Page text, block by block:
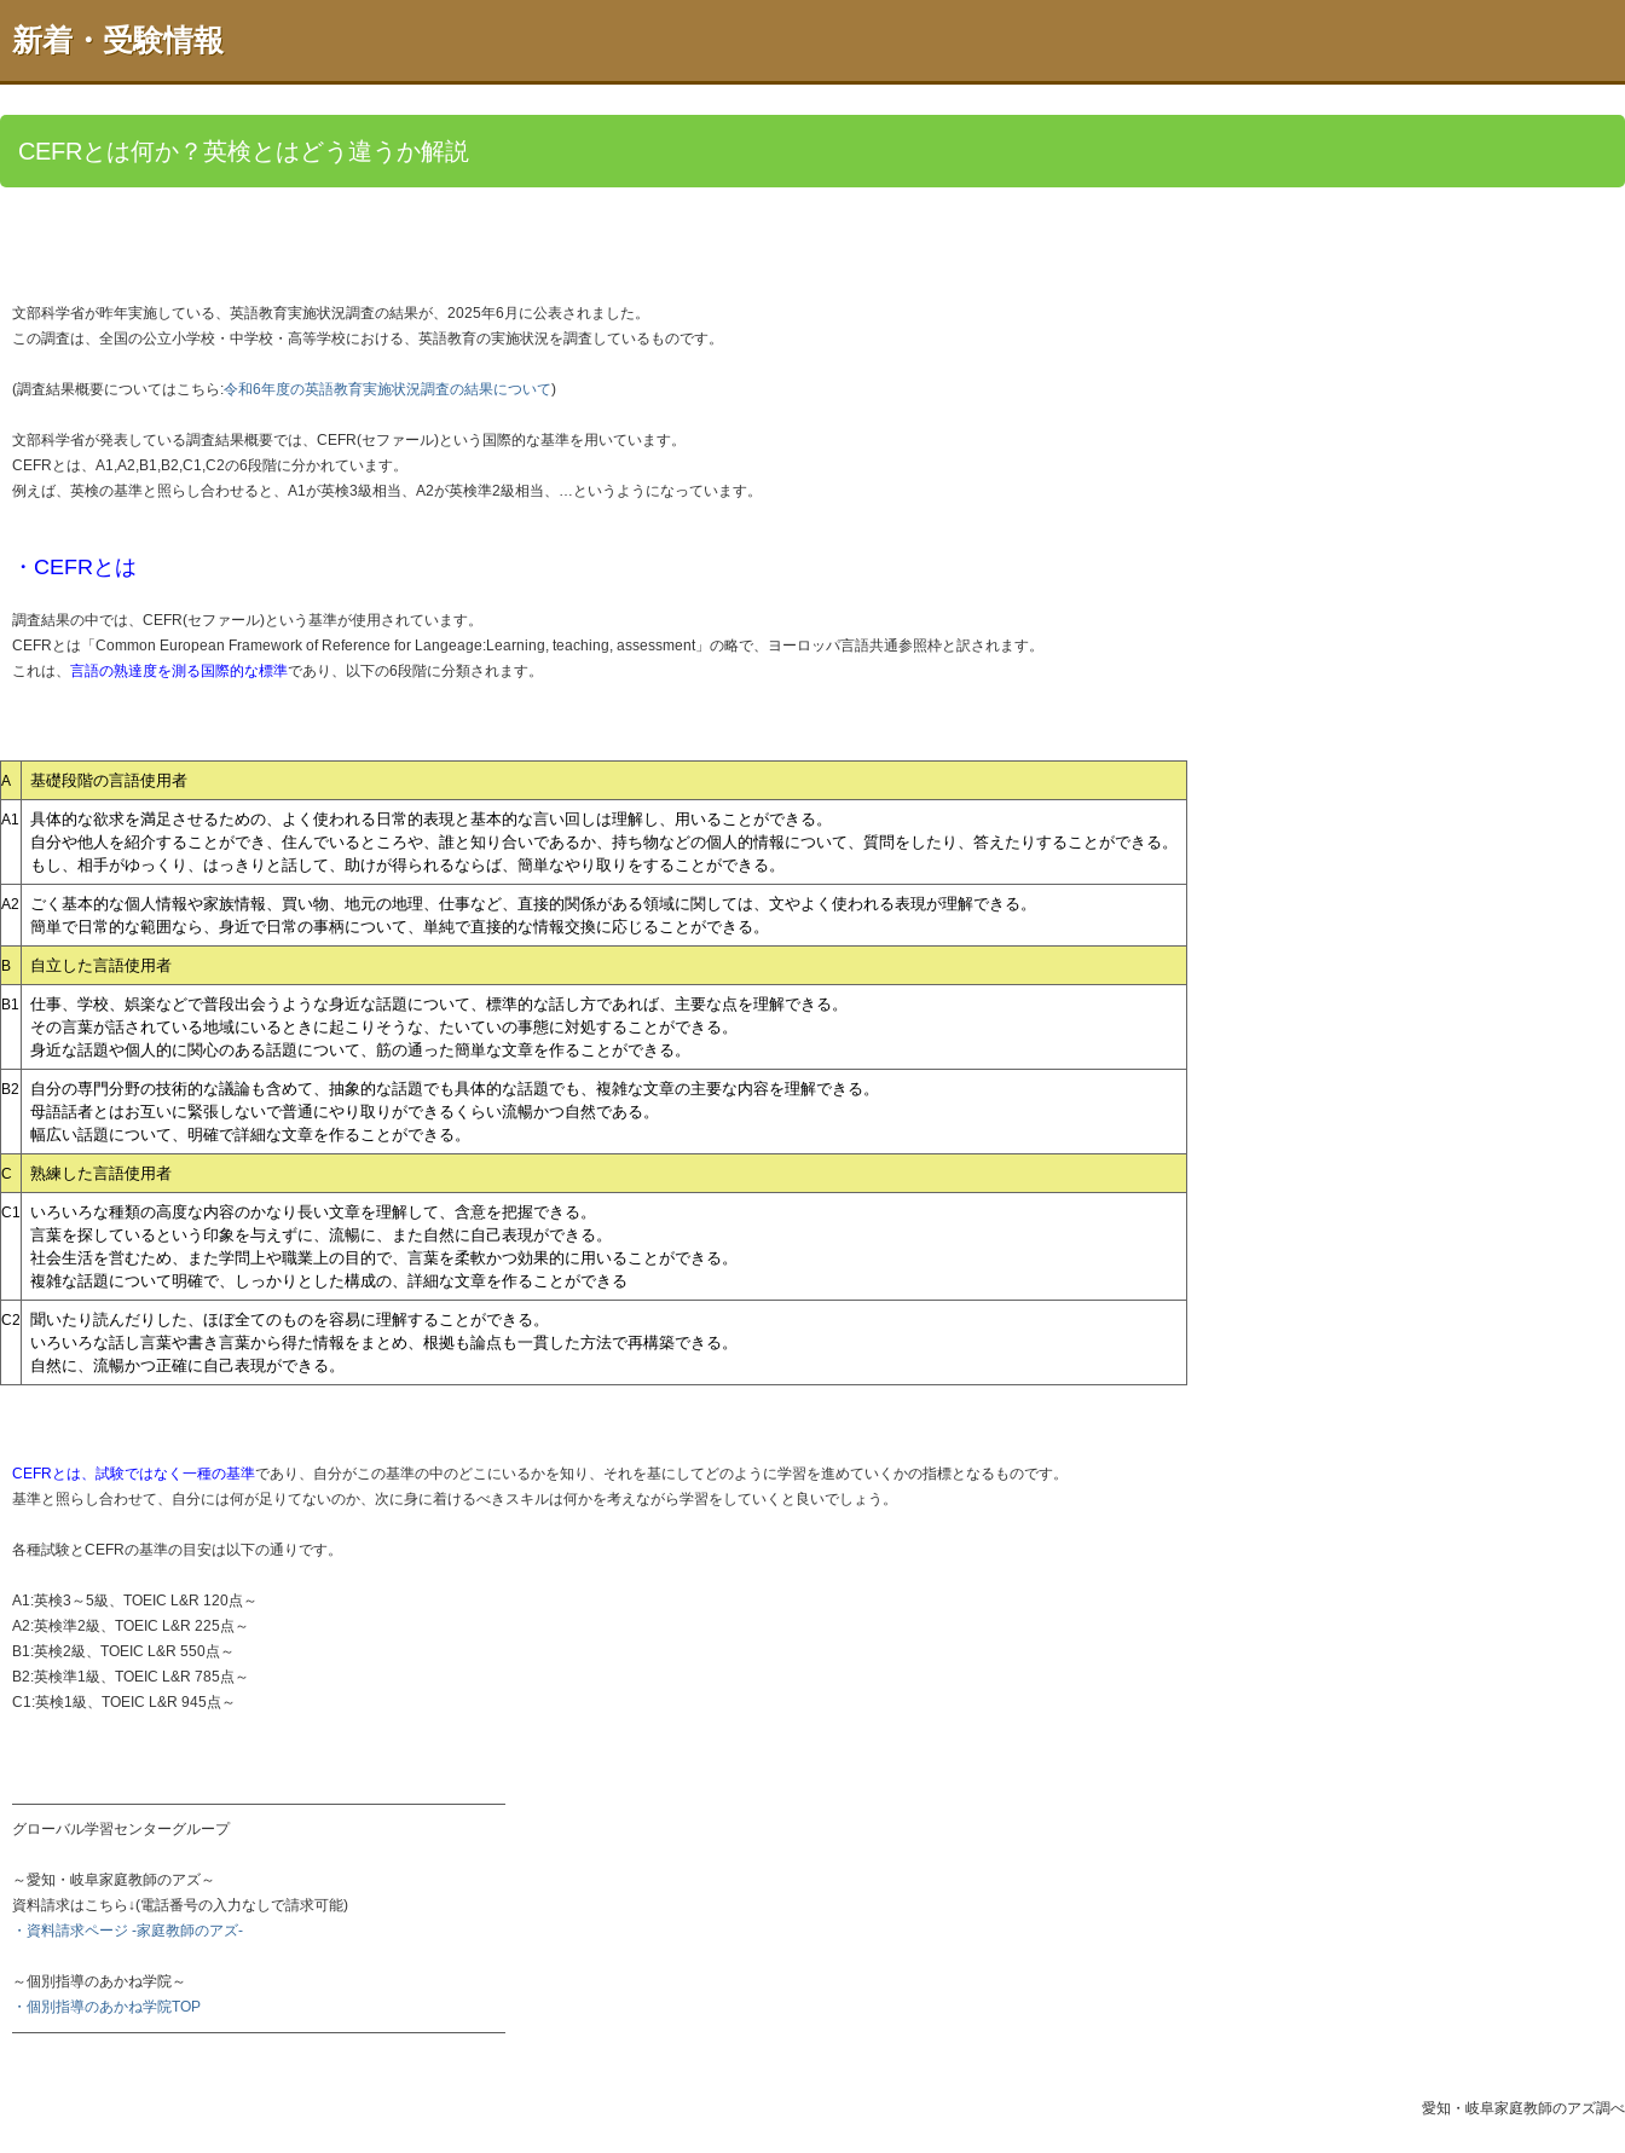
新着・受験情報
CEFRとは何か？英検とはどう違うか解説
文部科学省が昨年実施している、英語教育実施状況調査の結果が、2025年6月に公表されました。
この調査は、全国の公立小学校・中学校・高等学校における、英語教育の実施状況を調査しているものです。
(調査結果概要についてはこちら:令和6年度の英語教育実施状況調査の結果について)
文部科学省が発表している調査結果概要では、CEFR(セファール)という国際的な基準を用いています。
CEFRとは、A1,A2,B1,B2,C1,C2の6段階に分かれています。
例えば、英検の基準と照らし合わせると、A1が英検3級相当、A2が英検準2級相当、…というようになっています。
・CEFRとは
調査結果の中では、CEFR(セファール)という基準が使用されています。
CEFRとは「Common European Framework of Reference for Langeage:Learning, teaching, assessment」の略で、ヨーロッパ言語共通参照枠と訳されます。
これは、 言語の熟達度を測る国際的な標準であり、以下の6段階に分類されます。
A 基礎段階の言語使用者
A1
具体的な欲求を満足させるための、よく使われる日常的表現と基本的な言い回しは理解し、用いることができる。
自分や他人を紹介することができ、住んでいるところや、誰と知り合いであるか、持ち物などの個人的情報について、質問をしたり、答えたりすることができる。
もし、相手がゆっくり、はっきりと話して、助けが得られるならば、簡単なやり取りをすることができる。
A2
ごく基本的な個人情報や家族情報、買い物、地元の地理、仕事など、直接的関係がある領域に関しては、文やよく使われる表現が理解できる。
簡単で日常的な範囲なら、身近で日常の事柄について、単純で直接的な情報交換に応じることができる。
B 自立した言語使用者
B1
仕事、学校、娯楽などで普段出会うような身近な話題について、標準的な話し方であれば、主要な点を理解できる。
その言葉が話されている地域にいるときに起こりそうな、たいていの事態に対処することができる。
身近な話題や個人的に関心のある話題について、筋の通った簡単な文章を作ることができる。
B2
自分の専門分野の技術的な議論も含めて、抽象的な話題でも具体的な話題でも、複雑な文章の主要な内容を理解できる。
母語話者とはお互いに緊張しないで普通にやり取りができるくらい流暢かつ自然である。
幅広い話題について、明確で詳細な文章を作ることができる。
C 熟練した言語使用者
C1
いろいろな種類の高度な内容のかなり長い文章を理解して、含意を把握できる。
言葉を探しているという印象を与えずに、流暢に、また自然に自己表現ができる。
社会生活を営むため、また学問上や職業上の目的で、言葉を柔軟かつ効果的に用いることができる。
複雑な話題について明確で、しっかりとした構成の、詳細な文章を作ることができる
C2
聞いたり読んだりした、ほぼ全てのものを容易に理解することができる。
いろいろな話し言葉や書き言葉から得た情報をまとめ、根拠も論点も一貫した方法で再構築できる。
自然に、流暢かつ正確に自己表現ができる。
CEFRとは、試験ではなく一種の基準であり、自分がこの基準の中のどこにいるかを知り、それを基にしてどのように学習を進めていくかの指標となるものです。
基準と照らし合わせて、自分には何が足りてないのか、次に身に着けるべきスキルは何かを考えながら学習をしていくと良いでしょう。
各種試験とCEFRの基準の目安は以下の通りです。
A1:英検3～5級、TOEIC L&R 120点～
A2:英検準2級、TOEIC L&R 225点～
B1:英検2級、TOEIC L&R 550点～
B2:英検準1級、TOEIC L&R 785点～
C1:英検1級、TOEIC L&R 945点～
――――――――――――――――――――――――――――――――――
グローバル学習センターグループ
～愛知・岐阜家庭教師のアズ～
資料請求はこちら↓(電話番号の入力なしで請求可能)
・資料請求ページ -家庭教師のアズ-
～個別指導のあかね学院～
・個別指導のあかね学院TOP
――――――――――――――――――――――――――――――――――
愛知・岐阜家庭教師のアズ調べ